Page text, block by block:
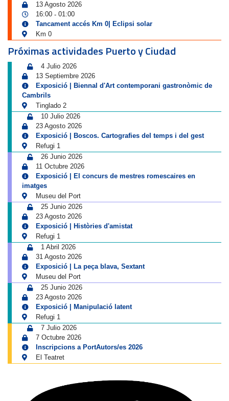
13 Agosto 2026
16:00 - 01:00
Tancament accés Km 0| Eclipsi solar
Km 0
Próximas actividades Puerto y Ciudad
4 Julio 2026
13 Septiembre 2026
Exposició | Biennal d'Art contemporani gastronòmic de
Cambrils
Tinglado 2
10 Julio 2026
23 Agosto 2026
Exposició | Boscos. Cartografies del temps i del gest
Refugi 1
26 Junio 2026
11 Octubre 2026
Exposició | El concurs de mestres romescaires en
imatges
Museu del Port
25 Junio 2026
23 Agosto 2026
Exposició | Històries d'amistat
Refugi 1
1 Abril 2026
31 Agosto 2026
Exposició | La peça blava, Sextant
Museu del Port
25 Junio 2026
23 Agosto 2026
Exposició | Manipulació latent
Refugi 1
7 Julio 2026
7 Octubre 2026
Inscripcions a PortAutors/es 2026
El Teatret